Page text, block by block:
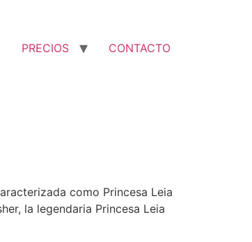
PRECIOS CONTACTO
como Princesa Leia
la legendaria Princesa Leia